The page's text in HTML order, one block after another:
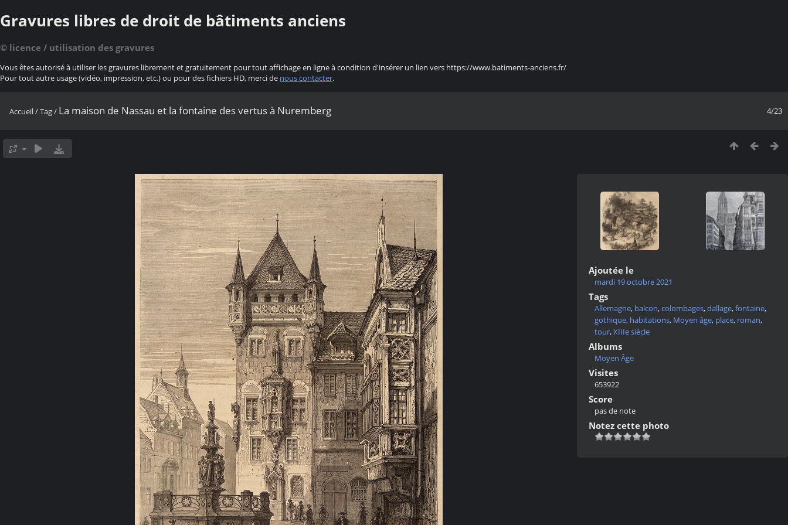
Gravures libres de droit de bâtiments anciens
© licence / utilisation des gravures
Vous êtes autorisé à utiliser les gravures librement et gratuitement pour tout affichage en ligne à condition d'insérer un lien vers https://www.batiments-anciens.fr/
Pour tout autre usage (vidéo, impression, etc.) ou pour des fichiers HD, merci de nous contacter.
4/23
Accueil/Tag/ La maison de Nassau et la fontaine des vertus à Nuremberg
Ajoutée le
mardi 19 octobre 2021
Tags
Allemagne, balcon,colombages,dallage,fontaine,
gothique, habitations, Moyen âge, place, roman,
tour,XIIIe siècle
Albums
Moyen Âge
Visites
653922
Score
pas de note
Notez cette photo